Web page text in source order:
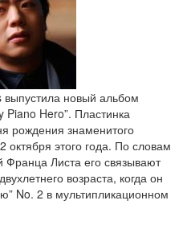
выпустила новый альбом
Piano Hero”. Пластинка
рождения знаменитого
этого года. По словам
Франца Листа его связывают
возраста, когда он
No. 2 в мультипликационном